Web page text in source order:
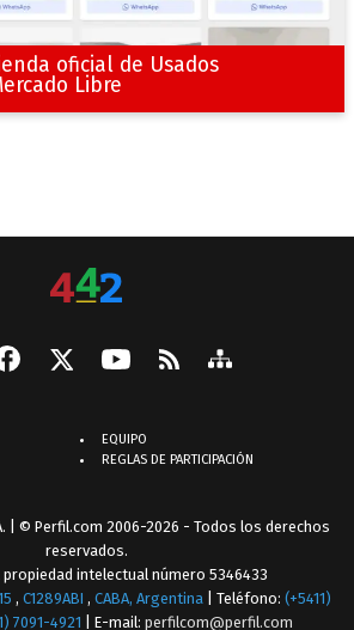
oficial de Usados
Libre
EQUIPO
REGLAS DE PARTICIPACIÓN
| © Perfil.com 2006-2026 - Todos los derechos
reservados.
intelectual número 5346433
, C1289ABI , CABA, Argentina | Teléfono: (+5411)
7091-4921 | E-mail: perfilcom@perfil.com